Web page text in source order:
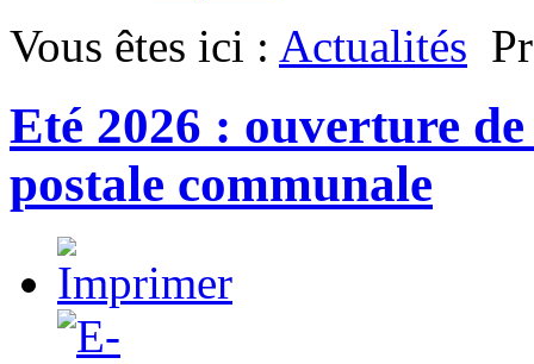
Vous êtes ici : Actualités
Eté 2026 : ouverture
postale communale